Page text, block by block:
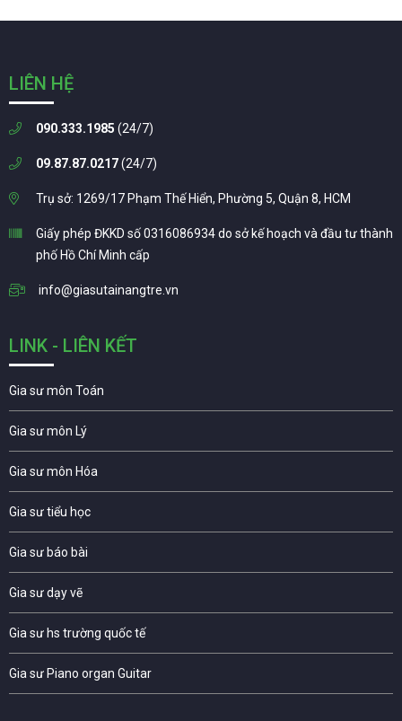
LIÊN HỆ
090.333.1985 (24/7)
09.87.87.0217(24/7)
Trụ sở: 1269/17 Phạm Thế Hiển, Phường 5, Quận 8, HCM
Giấy phép ĐKKD số 0316086934 do sở kế hoạch và đầu tư thành
phố Hồ Chí Minh cấp
info@giasutainangtre.vn
LINK - LIÊN KẾT
Gia sư môn Toán
Gia sư môn Lý
Gia sư môn Hóa
Gia sư tiểu học
Gia sư báo bài
Gia sư dạy vẽ
Gia sư hs trường quốc tế
Gia sư Piano organ Guitar